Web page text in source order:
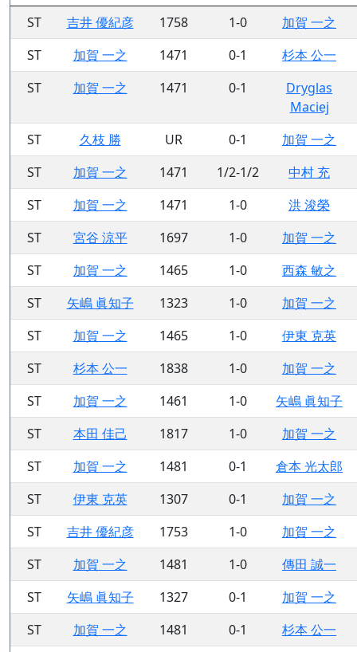
ST
吉井 優紀彦 1758 1-0
加賀 一之
ST
加賀 一之 1471 0-1
杉本 公一
ST
加賀 一之 1471 0-1
Dryglas
Maciej
ST
久枝 勝 UR 0-1
加賀 一之
ST
加賀 一之 1471 1/2-1/2
中村 充
ST
加賀 一之 1471 1-0
洪 浚榮
ST
宮谷 涼平 1697 1-0
加賀 一之
ST
加賀 一之 1465 1-0
西森 敏之
ST
矢嶋 眞知子 1323 1-0
加賀 一之
ST
加賀 一之 1465 1-0
伊東 克英
ST
杉本 公一 1838 1-0
加賀 一之
ST
加賀 一之 1461 1-0
矢嶋 眞知子
ST
本田 佳己 1817 1-0
加賀 一之
ST
加賀 一之 1481 0-1
倉本 光太郎
ST
伊東 克英 1307 0-1
加賀 一之
ST
吉井 優紀彦 1753 1-0
加賀 一之
ST
加賀 一之 1481 1-0
傳田 誠一
ST
矢嶋 眞知子 1327 0-1
加賀 一之
ST
加賀 一之 1481 0-1
杉本 公一